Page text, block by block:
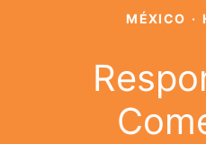
MÉXICO ·